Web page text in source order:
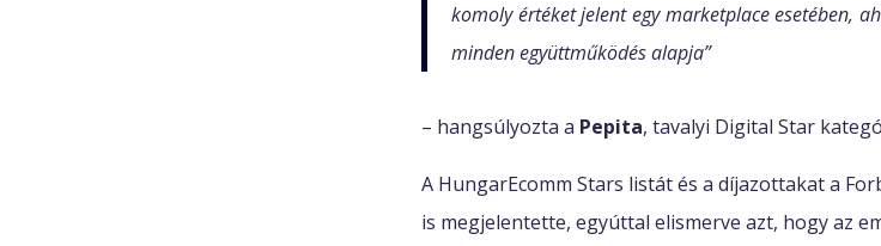
komoly értéket jelent egy marketplace esetében,
minden együttműködés alapja”
– hangsúlyozta a Pepita, tavalyi Digital Star
A HungarEcomm Stars listát és a díjazottakat a
is megjelentette, egyúttal elismerve azt, hogy az